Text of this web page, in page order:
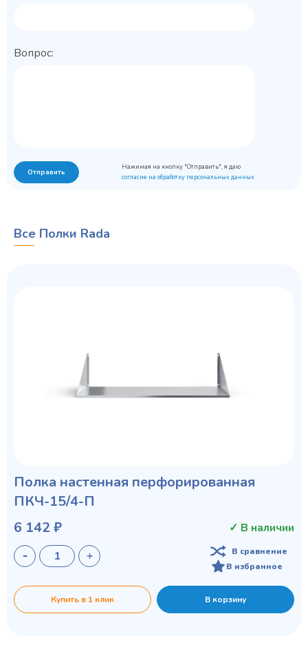
Вопрос:
Отправить
Нажимая на кнопку "Отправить", я даю
согласие на обработку персональных данных
Все Полки Rada
Полка настенная перфорированная
ПКЧ-15/4-П
6 142 ₽
✓ В наличии
В сравнение
В избранное
Купить в 1 клик В корзину